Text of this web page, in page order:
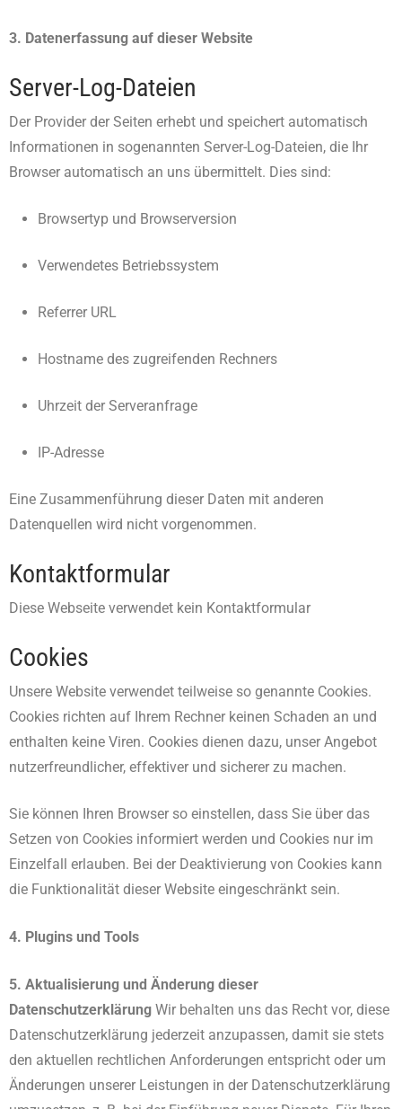
3. Datenerfassung auf dieser Website
Server-Log-Dateien
Der Provider der Seiten erhebt und speichert automatisch
Informationen in sogenannten Server-Log-Dateien, die Ihr
Browser automatisch an uns übermittelt. Dies sind:
Browsertyp und Browserversion
Verwendetes Betriebssystem
Referrer URL
Hostname des zugreifenden Rechners
Uhrzeit der Serveranfrage
IP-Adresse
Eine Zusammenführung dieser Daten mit anderen
Datenquellen wird nicht vorgenommen.
Kontaktformular
Diese Webseite verwendet kein Kontaktformular
Cookies
Unsere Website verwendet teilweise so genannte Cookies.
Cookies richten auf Ihrem Rechner keinen Schaden an und
enthalten keine Viren. Cookies dienen dazu, unser Angebot
nutzerfreundlicher, effektiver und sicherer zu machen.
Sie können Ihren Browser so einstellen, dass Sie über das
Setzen von Cookies informiert werden und Cookies nur im
Einzelfall erlauben. Bei der Deaktivierung von Cookies kann
die Funktionalität dieser Website eingeschränkt sein.
4. Plugins und Tools
5. Aktualisierung und Änderung dieser
Datenschutzerklärung Wir behalten uns das Recht vor, diese
Datenschutzerklärung jederzeit anzupassen, damit sie stets
den aktuellen rechtlichen Anforderungen entspricht oder um
Änderungen unserer Leistungen in der Datenschutzerklärung